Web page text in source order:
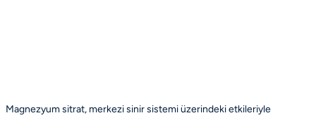
Magnezyum sitrat, merkezi sinir sistemi üzerindeki etkileriyle